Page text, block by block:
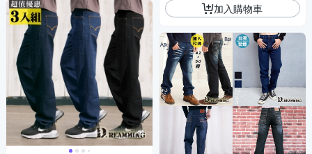
加入購物車